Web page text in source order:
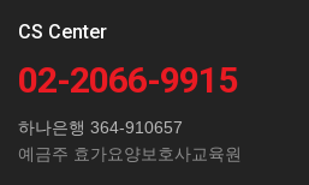
CS Center
02-2066-9915
하나은행 364-910657
예금주 효가요양보호사교육원